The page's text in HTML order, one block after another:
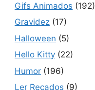
Gifs Animados (192)
Gravidez (17)
Halloween (5)
Hello Kitty (22)
Humor (196)
Ler Recados (9)